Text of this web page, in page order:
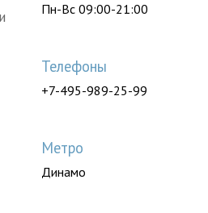
Пн-Вс 09:00-21:00
Телефоны
+7-495-989-25-99
Метро
Динамо